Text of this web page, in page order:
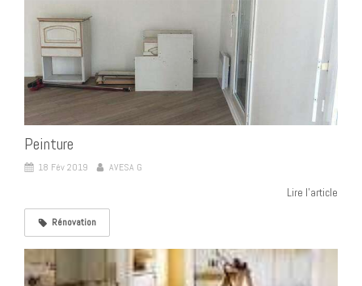
Peinture
18 Fév 2019 AVESA G
Lire l'article
Rénovation